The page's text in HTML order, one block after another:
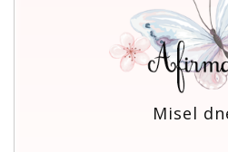
Misel